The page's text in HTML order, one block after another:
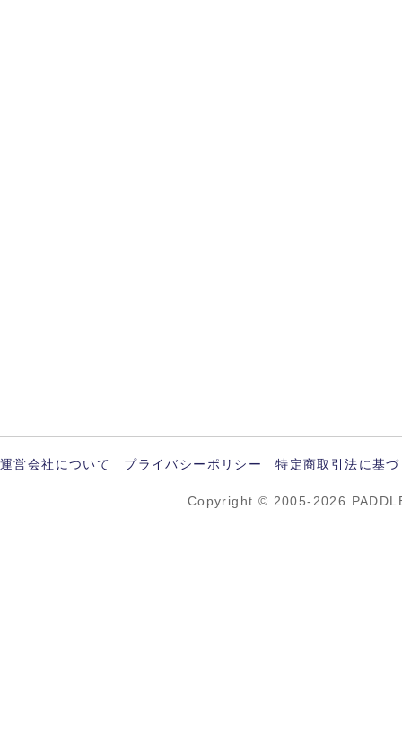
運営会社について プライバシーポリシー 特定商取引法に基
Copyright © 2005-2026